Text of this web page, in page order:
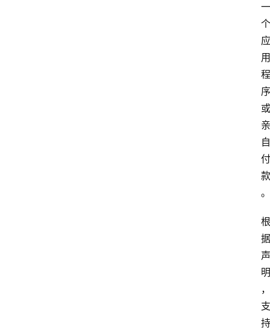
一
个
应
用
程
序
或
亲
自
付
款
。
根
据
声
明
，
支
持